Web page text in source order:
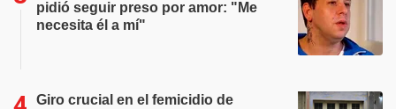
pidió seguir preso por amor: "Me
necesita él a mí"
Giro crucial en el femicidio de